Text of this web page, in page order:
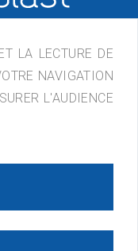
LA LECTURE DE
NAVIGATION
L'AUDIENCE